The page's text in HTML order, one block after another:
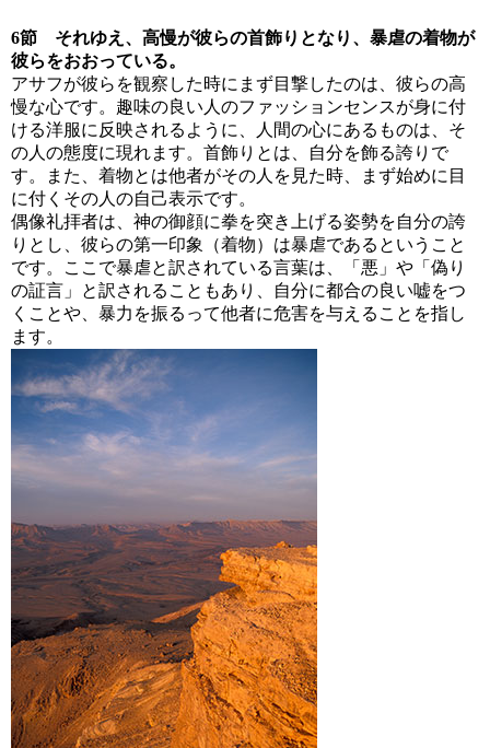
6節 それゆえ、高慢が彼らの首飾りとなり、暴虐の着物が
彼らをおおっている。
アサフが彼らを観察した時にまず目撃したのは、彼らの高
慢な心です。趣味の良い人のファッションセンスが身に付
ける洋服に反映されるように、人間の心にあるものは、そ
の人の態度に現れます。首飾りとは、自分を飾る誇りで
す。また、着物とは他者がその人を見た時、まず始めに目
に付くその人の自己表示です。
偶像礼拝者は、神の御顔に拳を突き上げる姿勢を自分の誇
りとし、彼らの第一印象（着物）は暴虐であるということ
です。ここで暴虐と訳されている言葉は、「悪」や「偽り
の証言」と訳されることもあり、自分に都合の良い嘘をつ
くことや、暴力を振るって他者に危害を与えることを指し
ます。